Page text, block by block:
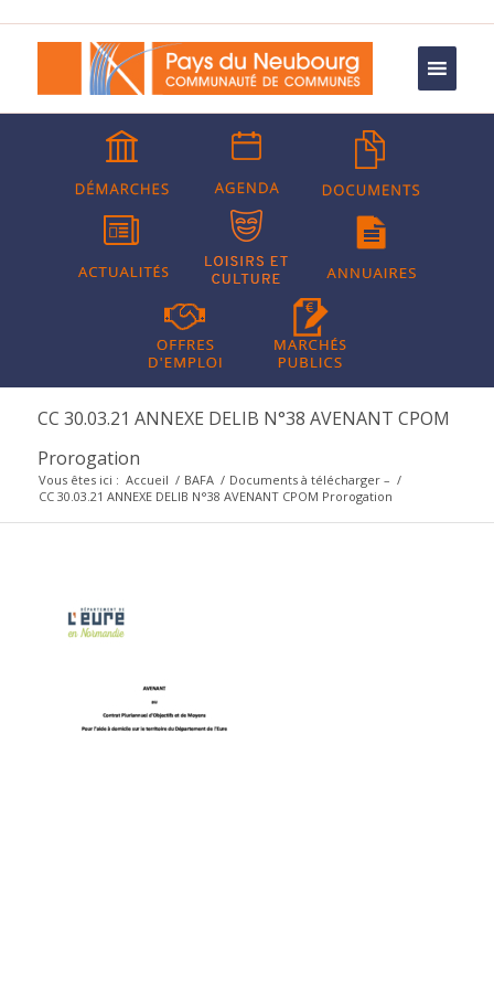
CC 30.03.21 ANNEXE DELIB N°38 AVENANT CPOM
Prorogation
Vous êtes ici : Accueil / BAFA / Documents à télécharger – /
CC 30.03.21 ANNEXE DELIB N°38 AVENANT CPOM Prorogation